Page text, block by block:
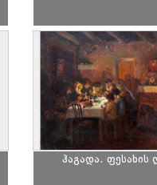
ჰაგადა. ფესახის